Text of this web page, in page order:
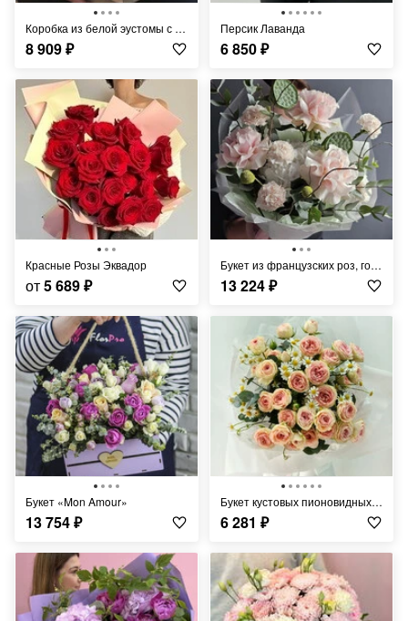
Коробка из белой эустомы с эвкалиптом "Мадмуазель"
8 909₽
Персик Лаванда
6 850₽
Красные Розы Эквадор
от5 689₽
Букет из французских роз, гортензии и лотосов "Бархатный шик"
13 224₽
Букет «Mon Amour»
13 754₽
Букет кустовых пионовидных роз и ромашек
6 281 ₽